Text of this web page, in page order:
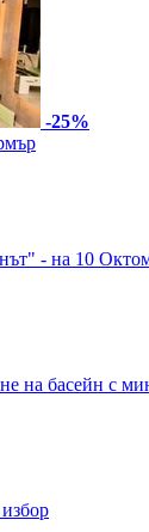
-25%
- на 10
на басейн с